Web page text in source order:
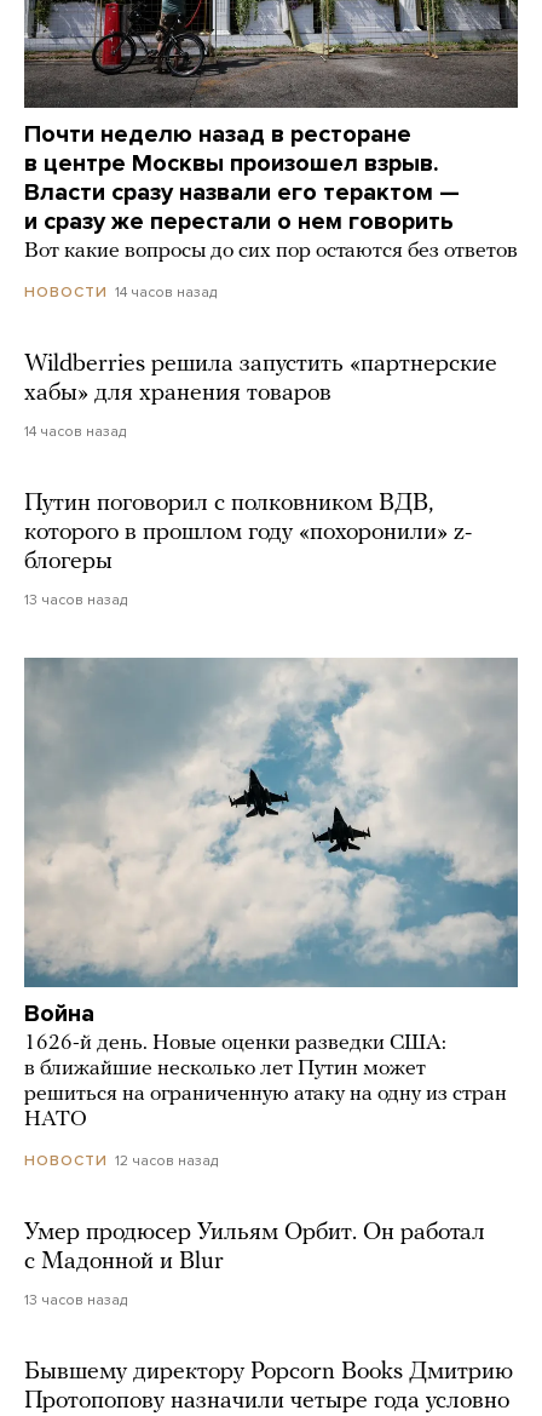
Почти неделю назад в ресторане
в центре Москвы произошел взрыв.
Власти сразу назвали его терактом —
и сразу же перестали о нем говорить
Вот какие вопросы до сих пор остаются без ответов
НОВОСТИ 14 часов назад
Wildberries решила запустить «партнерские
хабы» для хранения товаров
14 часов назад
Путин поговорил с полковником ВДВ,
которого в прошлом году «похоронили» z-
блогеры
13 часов назад
Война
1626-й день. Новые оценки разведки США:
в ближайшие несколько лет Путин может
решиться на ограниченную атаку на одну из стран
НАТО
НОВОСТИ 12 часов назад
Умер продюсер Уильям Орбит. Он работал
с Мадонной и Blur
13 часов назад
Бывшему директору Popcorn Books Дмитрию
Протопопову назначили четыре года условно